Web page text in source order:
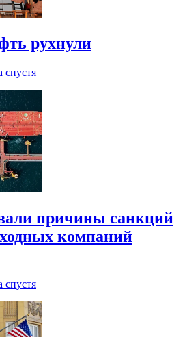
рухнули
спустя
причины санкций
компаний
спустя